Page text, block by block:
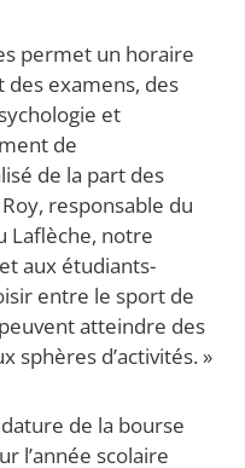
permet un horaire
examens, des
et
de
de la part des
responsable du
Laflèche, notre
aux étudiants-
entre le sport de
atteindre des
sphères d’activités. »
de la bourse
l’année scolaire